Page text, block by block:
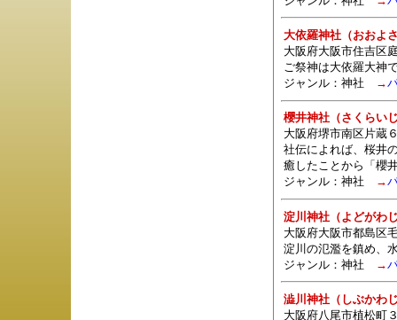
大依羅神社（おおよ
大阪府大阪市住吉区
ご祭神は大依羅大神
ジャンル： 神社 →
櫻井神社（さくらい
大阪府堺市南区片蔵
社伝によれば、桜井
癒したことから「櫻
ジャンル： 神社 →
淀川神社（よどがわ
大阪府大阪市都島区
淀川の氾濫を鎮め、
ジャンル： 神社 →
澁川神社（しぶかわ
大阪府八尾市植松町